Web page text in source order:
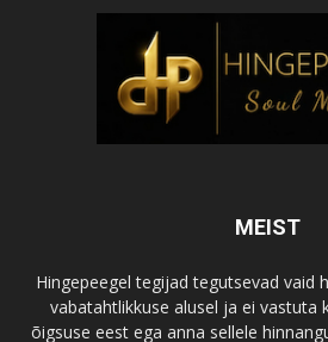
MEIST
Hingepeegel tegijad tegutsevad vaid
vabatahtlikkuse alusel ja ei vastuta
õigsuse eest ega anna sellele